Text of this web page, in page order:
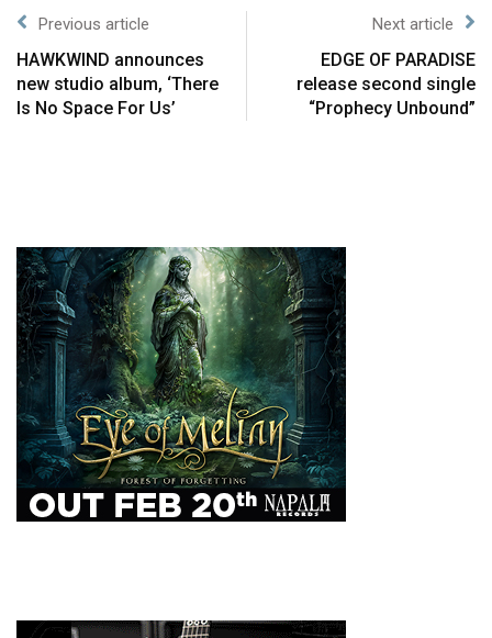
Previous article
HAWKWIND announces
new studio album, ‘There
Is No Space For Us’
Next article
EDGE OF PARADISE
release second single
“Prophecy Unbound”